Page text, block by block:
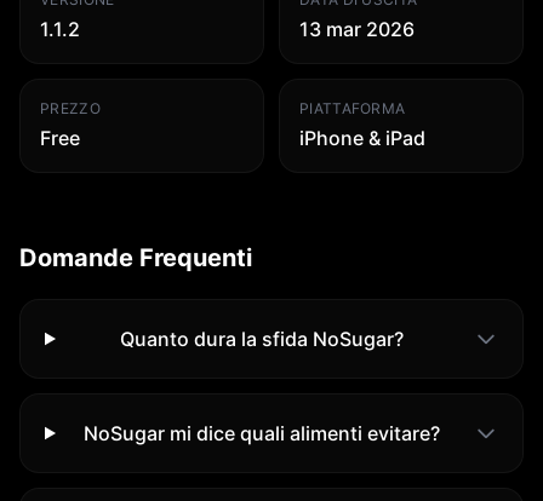
1.1.2 13 mar 2026
PREZZO
Free
PIATTAFORMA
iPhone & iPad
Domande Frequenti
Quanto dura la sfida NoSugar?
NoSugar mi dice quali alimenti evitare?